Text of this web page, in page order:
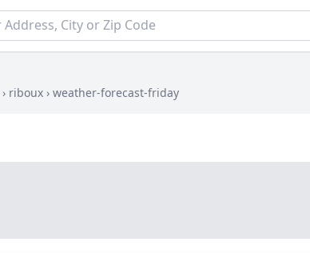
› riboux › weather-forecast-friday